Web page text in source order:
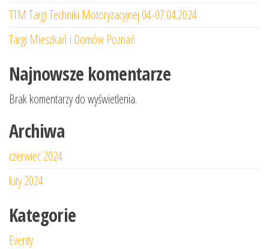
TTM Targi Techniki Motoryzacyjnej 04-07.04.2024
Targi Mieszkań i Domów Poznań
Najnowsze komentarze
Brak komentarzy do wyświetlenia.
Archiwa
czerwiec 2024
luty 2024
Kategorie
Eventy